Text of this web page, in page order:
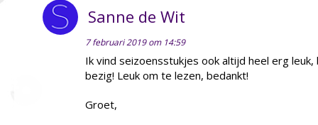
Sanne de Wit
7 februari 2019 om 14:59
Ik vind seizoensstukjes ook altijd heel erg
bezig! Leuk om te lezen, bedankt!
Groet,